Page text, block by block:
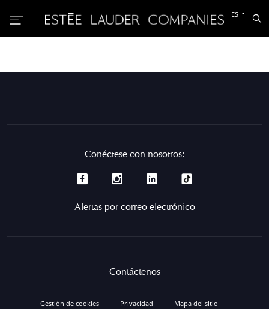
Cambiar
idioma
ES
Conéctese con nosotros:
Alertas por correo electrónico
Contáctenos
Gestión de cookies Privacidad Mapa del sitio